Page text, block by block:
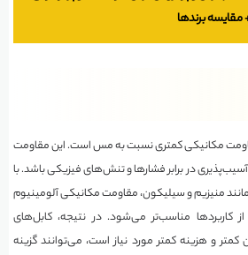
مقایسه برندها
مکانیکی کمتری نسبت به مس است. این مقاومت
در برابر فشارها و تنش‌های فیزیکی باشد. با
مانند منیزیم و سیلیکون، مقاومت مکانیکی آلومینیوم
کاربردها مناسب‌تر می‌شود. در نتیجه، کابل‌های
و هزینه کمتر مورد نیاز است، می‌توانند گزینه